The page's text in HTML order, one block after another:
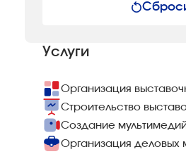
Услуги
Создание